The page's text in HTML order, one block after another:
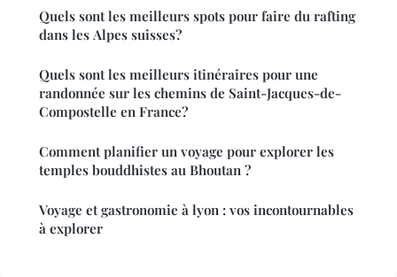
Quels sont les meilleurs spots pour faire du rafting
dans les Alpes suisses?
Quels sont les meilleurs itinéraires pour une
randonnée sur les chemins de Saint-Jacques-de-
Compostelle en France?
Comment planifier un voyage pour explorer les
temples bouddhistes au Bhoutan ?
Voyage et gastronomie à lyon : vos incontournables
à explorer